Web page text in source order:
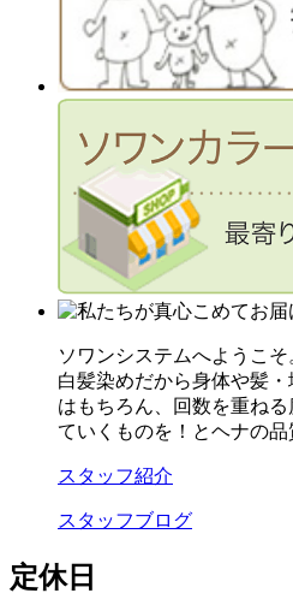
ソワンシステムへようこ
白髪染めだから身体や髪
はもちろん、回数を重ね
ていくものを！とヘナの品
スタッフ紹介
スタッフブログ
定休日